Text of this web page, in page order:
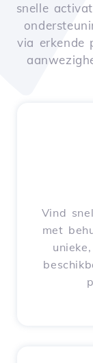
snelle
via erkende
Vind
met